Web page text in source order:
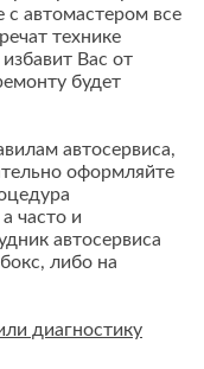
с автомастером все
технике
Вас от
будет
автосервиса,
оформляйте
часто и
автосервиса
либо на
диагностику